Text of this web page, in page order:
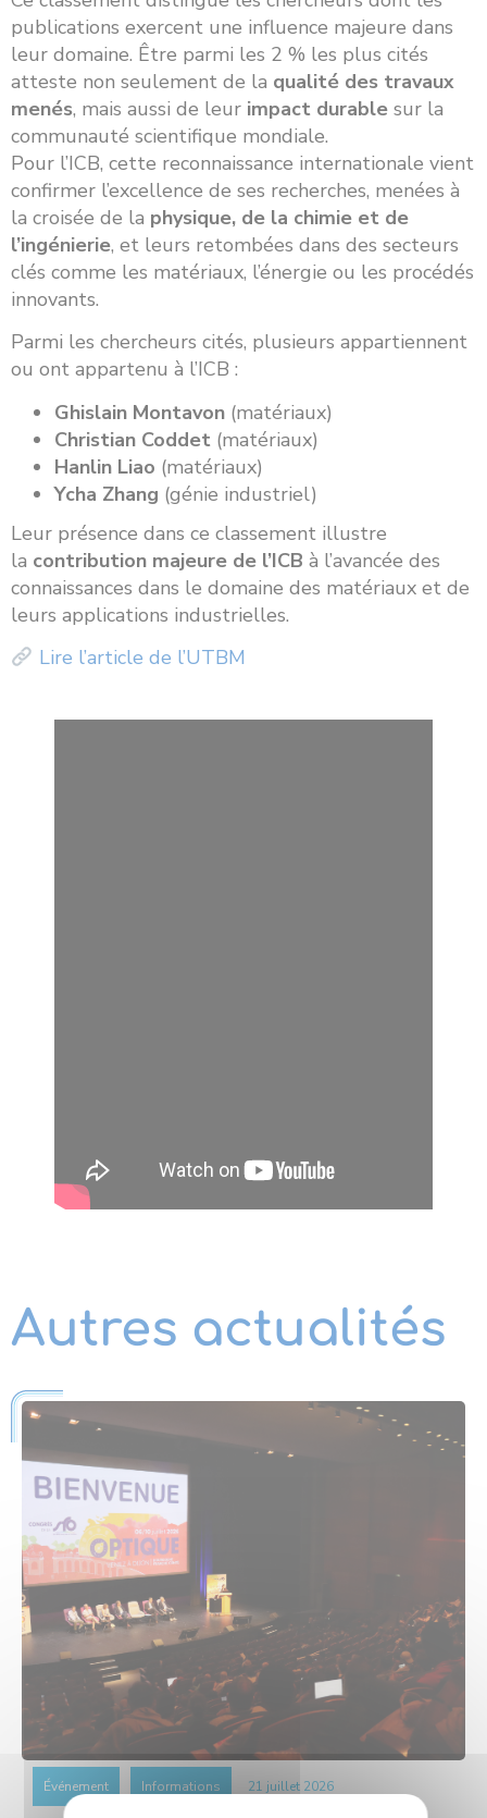
publications exercent une influence majeure dans
leur domaine. Être parmi les 2 % les plus cités
atteste non seulement de la qualité des travaux
menés, mais aussi de leur impact durable sur la
communauté scientifique mondiale.
Pour l’ICB, cette reconnaissance internationale vient
confirmer l’excellence de ses recherches, menées à
la croisée de la physique, de la chimie et de
l’ingénierie, et leurs retombées dans des secteurs
clés comme les matériaux, l’énergie ou les procédés
innovants.
Parmi les chercheurs cités, plusieurs appartiennent
ou ont appartenu à l’ICB :
Ghislain Montavon (matériaux)
Christian Coddet (matériaux)
Hanlin Liao (matériaux)
Ycha Zhang (génie industriel)
Leur présence dans ce classement illustre
la contribution majeure de l’ICB à l’avancée des
connaissances dans le domaine des matériaux et de
leurs applications industrielles.
Lire l’article de l’UTBM
Autres actualités
Événement Informations 21 juillet 2026